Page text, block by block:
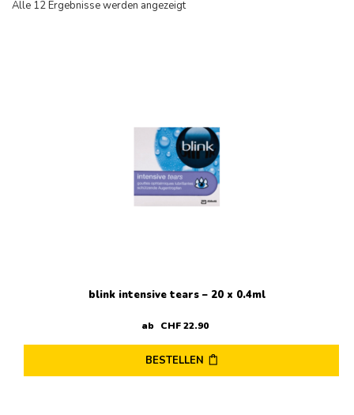
Alle 12 Ergebnisse werden angezeigtNach
blink intensive tears – 20 x 0.4ml
ab CHF22.90
BESTELLEN